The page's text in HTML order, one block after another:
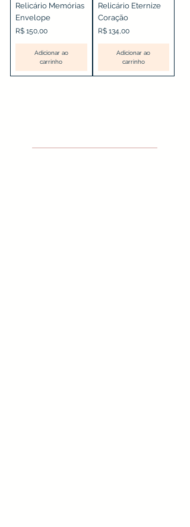
Relicário Memórias
Envelope
Preço
R$ 150,00
Adicionar ao
carrinho
Relicário Eternize
Coração
Preço
R$ 134,00
Adicionar ao
carrinho